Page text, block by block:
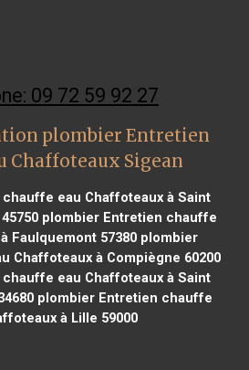
09 72 59 92 27
plombier Entretien
Chaffoteaux Sigean
eau Chaffoteaux à Saint
plombier Entretien chauffe
Faulquemont 57380plombier
Chaffoteaux à Compiègne 60200
eau Chaffoteaux à Saint
plombier Entretien chauffe
à Lille 59000